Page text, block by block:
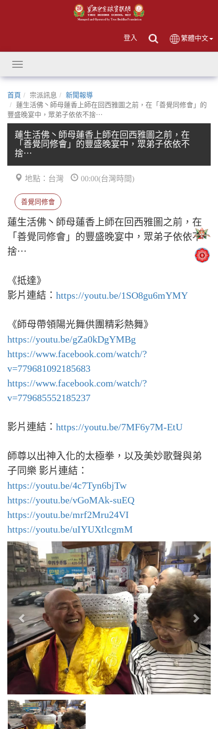
登入 繁體中文
Toggle
navigation
首頁 宗派訊息
新聞報導
蓮生活佛丶師母蓮香上師在回西雅圖之前，在「善覺同修會」的
豐盛晚宴中，眾弟子依依不捨⋯
蓮生活佛丶師母蓮香上師在回西雅圖之前，在
「善覺同修會」的豐盛晚宴中，眾弟子依依不
捨⋯
地點：台灣 00:00(台灣時間)
善覺同修會
蓮生活佛丶師母蓮香上師在回西雅圖之前，在
「善覺同修會」的豐盛晚宴中，眾弟子依依不
捨⋯
《抵達》
影片連結： https://youtu.be/1SO8gu6mYMY
《師母帶領陽光舞供團精彩熱舞》
https://youtu.be/gZa0kDgYMBg
https://www.facebook.com/watch/?
v=779681092185683
https://www.facebook.com/watch/?
v=779685552185237
影片連結： https://youtu.be/7MF6y7M-EtU
師尊以出神入化的太極拳，以及美妙歌聲與弟
子同樂 影片連結：
https://youtu.be/4c7Tyn6bjTw
https://youtu.be/vGoMAk-suEQ
https://youtu.be/mrf2Mru24VI
https://youtu.be/uIYUXtlcgmM